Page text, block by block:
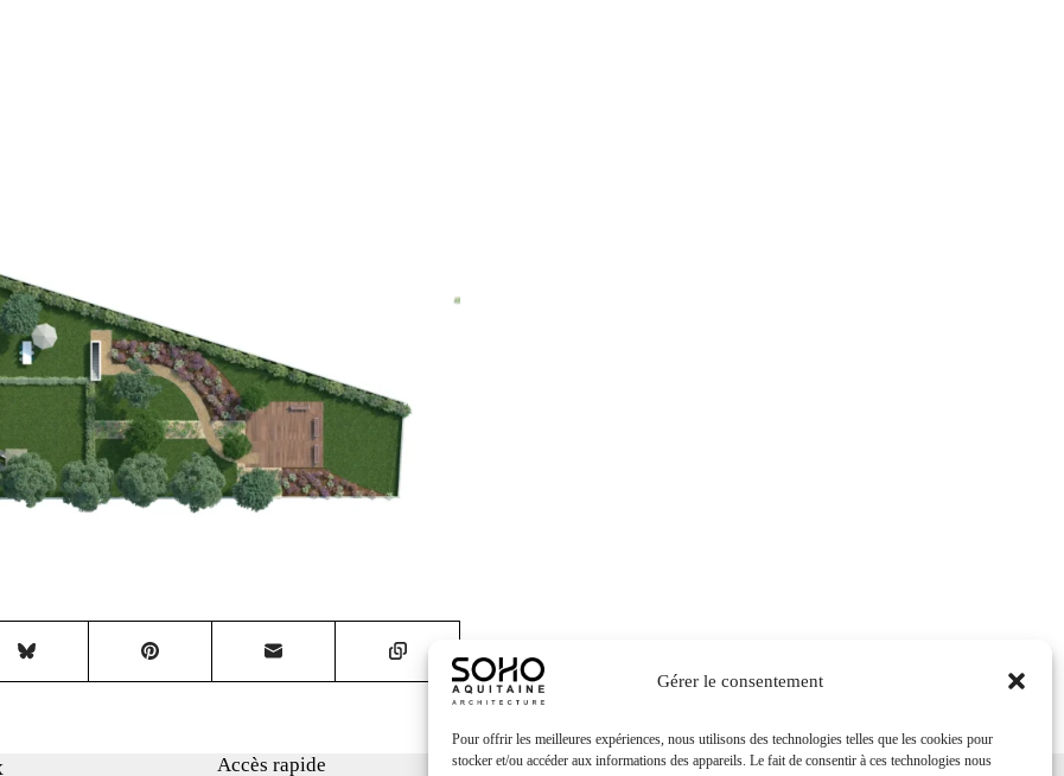
Gérer le consentement
Pour offrir les meilleures expériences, nous utilisons des technologies telles que les cookies pour
stocker et/ou accéder aux informations des appareils. Le fait de consentir à ces technologies nous
Accès rapide Nous contacter